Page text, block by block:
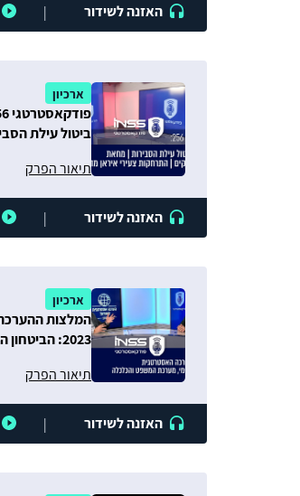
האזנה לשידור |
ארכיון
ביטול עילת
צעירי איראן
תיאור הפרק
האזנה לשידור |
ארכיון
המלצות
2023:
תיאור הפרק
האזנה לשידור |